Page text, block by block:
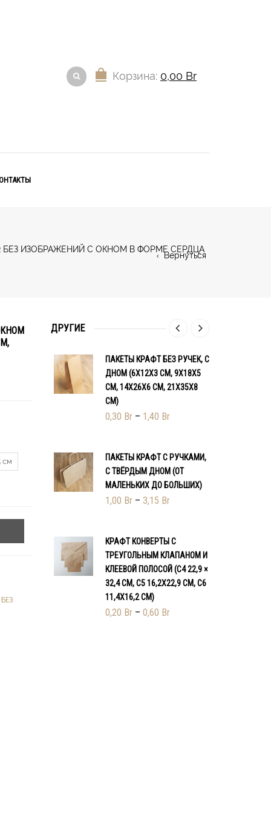
Корзина: 0,00 Br
БЕЗ ИЗОБРАЖЕНИЙ С ОКНОМ В ФОРМЕ СЕРДЦА
Вернуться
см
ДРУГИЕ
ПАКЕТЫ КРАФТ БЕЗ РУЧЕК, С
ДНОМ (6Х12Х3 СМ, 9Х18Х5
СМ, 14Х26Х6 СМ, 21Х35Х8
СМ)
0,30 Br– 1,40 Br
ПАКЕТЫ КРАФТ С РУЧКАМИ,
С ТВЁРДЫМ ДНОМ (ОТ
МАЛЕНЬКИХ ДО БОЛЬШИХ)
1,00 Br– 3,15 Br
КРАФТ КОНВЕРТЫ С
ТРЕУГОЛЬНЫМ КЛАПАНОМ И
КЛЕЕВОЙ ПОЛОСОЙ (С4 22,9 ×
32,4 СМ, С5 16,2Х22,9 СМ, С6
11,4Х16,2 СМ)
0,20 Br– 0,60 Br